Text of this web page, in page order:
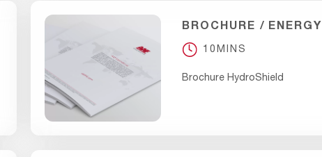
BROCHURE ENERGY
10MINS
Brochure HydroShield